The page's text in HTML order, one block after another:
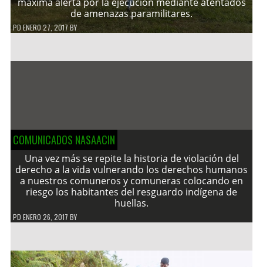
de amenazas paramilitares.
PDENERO 27, 2017 BY
COMUNICADOS NASAACIN
Una vez más se repite la historia de violación del
derecho a la vida vulnerando los derechos humanos
a nuestros comuneros y comuneras colocando en
riesgo los habitantes del resguardo indígena de
huellas.
PD ENERO 26, 2017 BY